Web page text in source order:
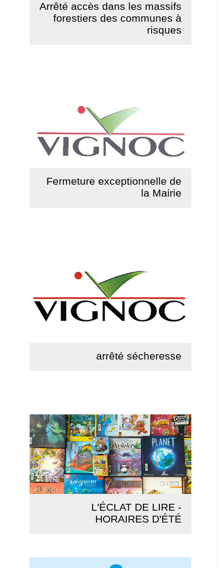
Arrêté accès dans les massifs
forestiers des communes à
risques
Fermeture exceptionnelle de
la Mairie
arrêté sécheresse
L'ÉCLAT DE LIRE -
HORAIRES D'ÉTÉ